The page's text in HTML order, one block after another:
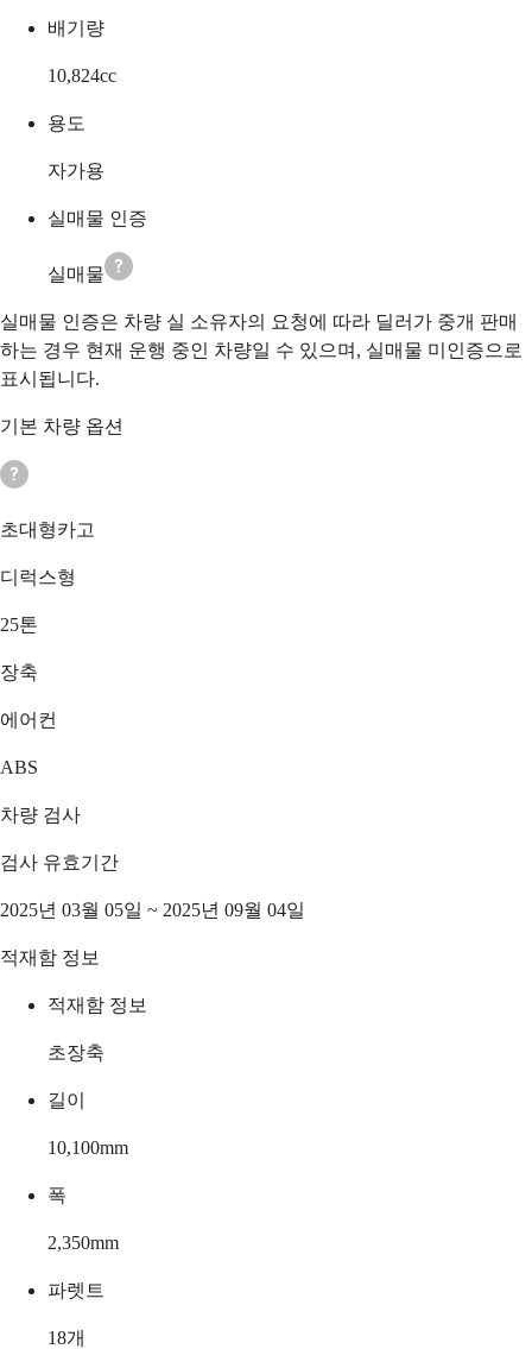
배기량
10,824cc
용도
자가용
실매물 인증
실매물
실매물 인증은 차량 실 소유자의 요청에 따라 딜러가 중개 판매
하는 경우 현재 운행 중인 차량일 수 있으며, 실매물 미인증으로
표시됩니다.
기본 차량 옵션
초대형카고
디럭스형
25톤
장축
에어컨
ABS
차량 검사
검사 유효기간
2025년 03월 05일 ~ 2025년 09월 04일
적재함 정보
적재함 정보
초장축
길이
10,100mm
폭
2,350mm
파렛트
18개